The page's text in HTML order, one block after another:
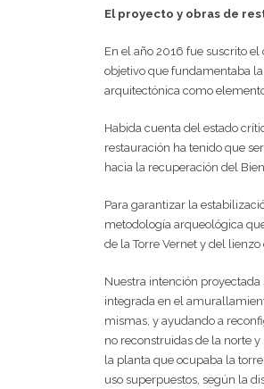
El proyecto y obras de
En el año 2016 fue suscrito
objetivo que fundamentaba
arquitectónica como
Habida cuenta del estado
restauración ha tenido que
hacia la recuperación del
Para garantizar la
metodología arqueológica
de la Torre Vernet y del
Nuestra intención
integrada en el
mismas, y ayudando a
no reconstruidas de la norte
la planta que ocupaba la
uso superpuestos, según la